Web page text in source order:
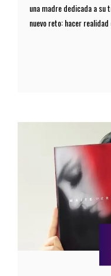
una madre dedicada a
nuevo reto: hacer realidad